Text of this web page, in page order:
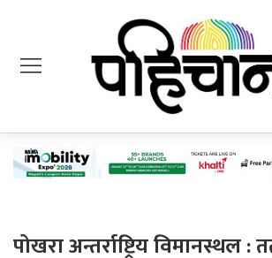
पोखरा अन्तर्राष्ट्रिय विमानस्थल :